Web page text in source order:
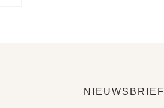
NIEUWSBRIEF